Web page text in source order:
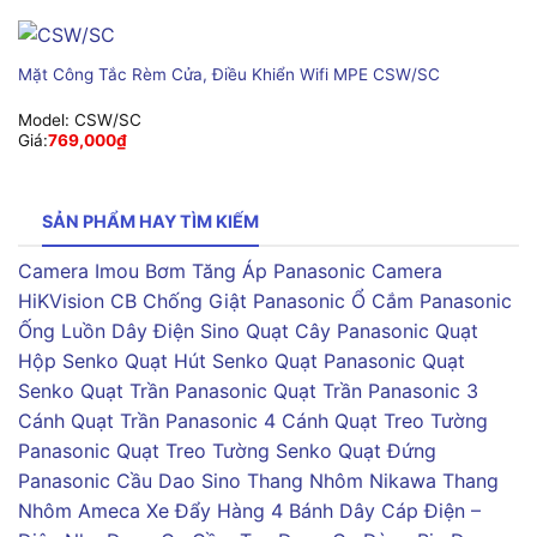
Mặt Công Tắc Rèm Cửa, Điều Khiển Wifi MPE CSW/SC
Model: CSW/SC
Giá:769,000₫
SẢN PHẨM HAY TÌM KIẾM
Camera Imou Bơm Tăng Áp Panasonic Camera
HiKVision CB Chống Giật Panasonic Ổ Cắm Panasonic
Ống Luồn Dây Điện Sino Quạt Cây Panasonic Quạt
Hộp Senko Quạt Hút Senko Quạt Panasonic Quạt
Senko Quạt Trần Panasonic Quạt Trần Panasonic 3
Cánh Quạt Trần Panasonic 4 Cánh Quạt Treo Tường
Panasonic Quạt Treo Tường Senko Quạt Đứng
Panasonic Cầu Dao Sino Thang Nhôm Nikawa Thang
Nhôm Ameca Xe Đẩy Hàng 4 Bánh Dây Cáp Điện –